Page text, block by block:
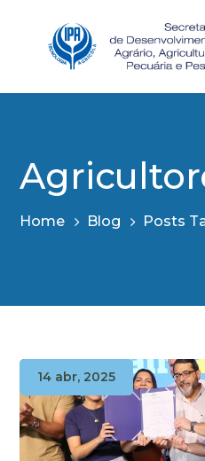
Home Blog Posts
14 abr, 2025